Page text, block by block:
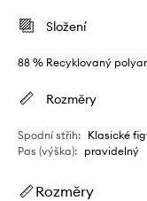
Složení
88 % Recyklovaný
Rozměry
Spodní střih: Klasické
Pas (výška): pravidelný
Rozměry